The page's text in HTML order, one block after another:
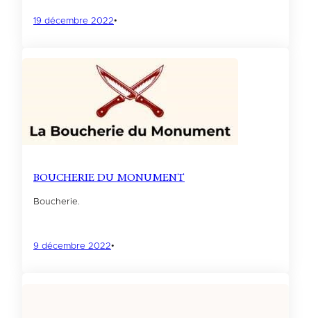
19 décembre 2022•
BOUCHERIE DU MONUMENT
Boucherie.
9 décembre 2022•